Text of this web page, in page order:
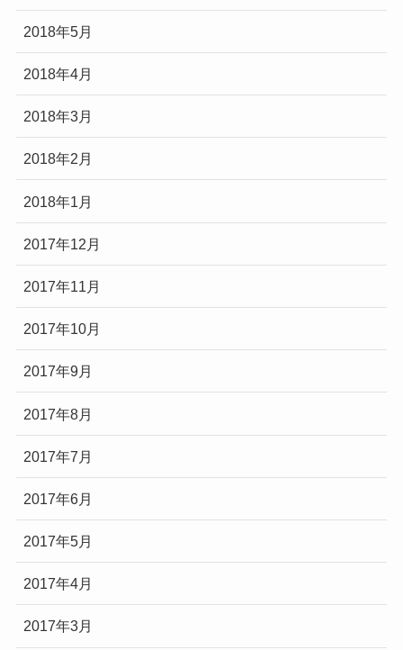
2018年5月
2018年4月
2018年3月
2018年2月
2018年1月
2017年12月
2017年11月
2017年10月
2017年9月
2017年8月
2017年7月
2017年6月
2017年5月
2017年4月
2017年3月